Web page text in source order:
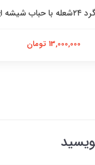
13,000,000 تومان